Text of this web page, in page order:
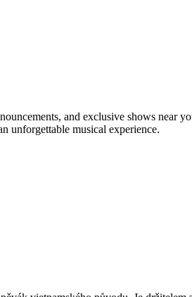
and exclusive shows near
unforgettable musical experience.